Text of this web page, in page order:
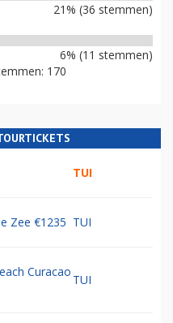
21% (36 stemmen)
6% (11 stemmen)
170
TUI
Zee €1235 TUI
Curacao
TUI